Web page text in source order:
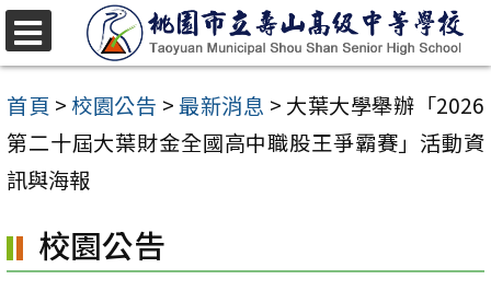
跳
至
主
要
內
區
首頁 >校園公告 >最新消息 > 大葉大學舉辦「2026
第二十屆大葉財金全國高中職股王爭霸賽」活動資
訊與海報
校園公告
選
單